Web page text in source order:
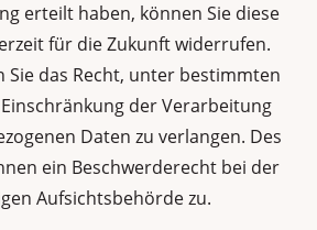
erteilt haben, können Sie diese
für die Zukunft widerrufen.
Sie das Recht, unter bestimmten
der Verarbeitung
Daten zu verlangen. Des
ein Beschwerderecht bei der
Aufsichtsbehörde zu.